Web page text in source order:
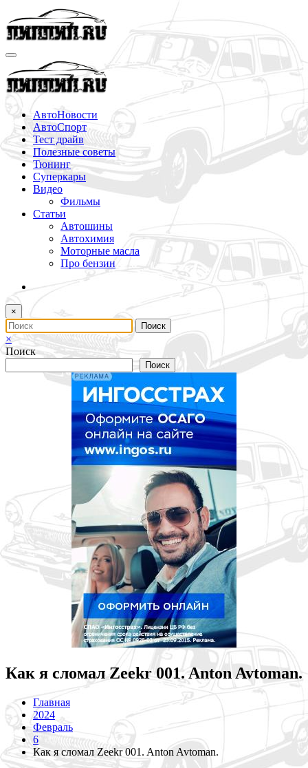
Перейти
к
содержимому
АвтоНовости
АвтоСпорт
Тест драйв
Полезные советы
Тюнинг
Суперкары
Видео
Фильмы
Статьи
Автошины
Автохимия
Моторные масла
Про бензин
×
×
Поиск
Поиск
Как я сломал Zeekr 001. Anton Avtoman.
Главная
2024
Февраль
6
Как я сломал Zeekr 001. Anton Avtoman.